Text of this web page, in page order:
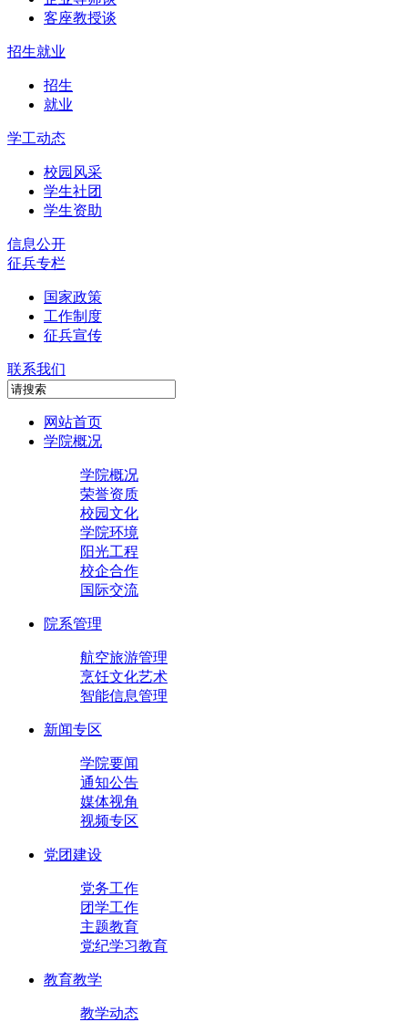
客座教授谈
招生就业
招生
就业
学工动态
校园风采
学生社团
学生资助
信息公开
征兵专栏
国家政策
工作制度
征兵宣传
联系我们
网站首页
学院概况
学院概况
荣誉资质
校园文化
学院环境
阳光工程
校企合作
国际交流
院系管理
航空旅游管理
烹饪文化艺术
智能信息管理
新闻专区
学院要闻
通知公告
媒体视角
视频专区
党团建设
党务工作
团学工作
主题教育
党纪学习教育
教育教学
教学动态